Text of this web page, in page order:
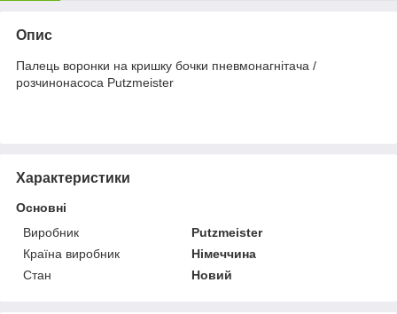
Опис
Палець воронки на кришку бочки пневмонагнітача /
розчинонасоса Putzmeister
Характеристики
Основні
Виробник
Putzmeister
Країна виробник
Німеччина
Стан
Новий